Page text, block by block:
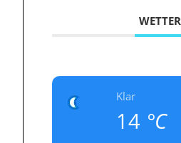
WETTER
Klar
14 °C